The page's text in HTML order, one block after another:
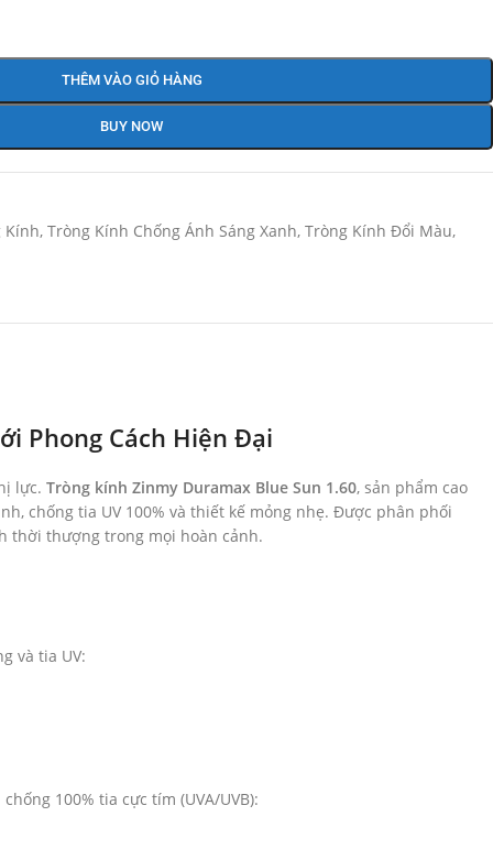
THÊM VÀO GIỎ HÀNG
BUY NOW
Kính, Tròng Kính Chống Ánh Sáng Xanh, Tròng Kính Đổi Màu,
Phong Cách Hiện Đại
lực. Tròng kính Zinmy Duramax Blue Sun 1.60, sản phẩm cao
chống tia UV 100% và thiết kế mỏng nhẹ. Được phân phối
thời thượng trong mọi hoàn cảnh.
và tia UV:
100% tia cực tím (UVA/UVB):